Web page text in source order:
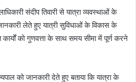
संदीप तिवारी से यात्रा व्यवस्थाओं के
लेते हुए यात्री सुविधाओं के विकास के
को गुणवत्ता के साथ समय सीमा में पूर्ण करने
को जानकारी देते हुए बताया कि यात्रा के